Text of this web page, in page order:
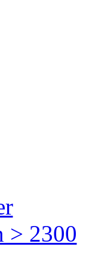
> 2300